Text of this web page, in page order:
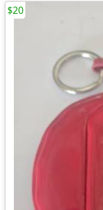
$20